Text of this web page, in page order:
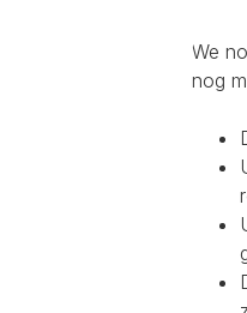
We
nog